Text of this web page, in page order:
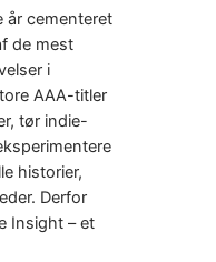
år cementeret
de mest
i
AAA-titler
tør indie-
historier,
Derfor
Insight – et